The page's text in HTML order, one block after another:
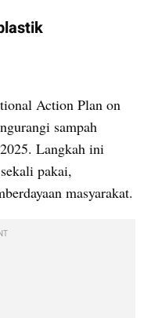
Action Plan on
sampah
Langkah ini
pakai,
masyarakat.